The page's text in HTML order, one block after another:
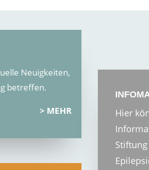
Neuigkeiten,
betreffen.
MEHR
Hier